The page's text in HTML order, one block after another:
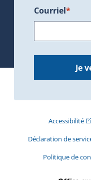
Courriel*
Je
Accessibilité
Déclaration de
Politique de